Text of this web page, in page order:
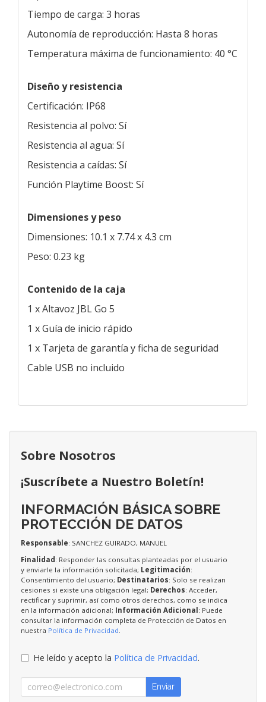
Tiempo de carga: 3 horas
Autonomía de reproducción: Hasta 8 horas
Temperatura máxima de funcionamiento: 40 °C
Diseño y resistencia
Certificación: IP68
Resistencia al polvo: Sí
Resistencia al agua: Sí
Resistencia a caídas: Sí
Función Playtime Boost: Sí
Dimensiones y peso
Dimensiones: 10.1 x 7.74 x 4.3 cm
Peso: 0.23 kg
Contenido de la caja
1 x Altavoz JBL Go 5
1 x Guía de inicio rápido
1 x Tarjeta de garantía y ficha de seguridad
Cable USB no incluido
Sobre Nosotros
¡Suscríbete a Nuestro Boletín!
INFORMACIÓN BÁSICA SOBRE
PROTECCIÓN DE DATOS
Responsable: SANCHEZ GUIRADO, MANUEL
Finalidad: Responder las consultas planteadas por el usuario
y enviarle la información solicitada; Legitimación:
Consentimiento del usuario; Destinatarios: Solo se realizan
cesiones si existe una obligación legal; Derechos: Acceder,
rectificar y suprimir, así como otros derechos, como se indica
en la información adicional; Información Adicional: Puede
consultar la información completa de Protección de Datos en
nuestra Política de Privacidad
He leído y acepto la Política de Privacidad.
Enviar